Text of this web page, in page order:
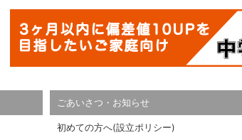
ごあいさつ・お知らせ
初めての方へ(設立ポリシー)